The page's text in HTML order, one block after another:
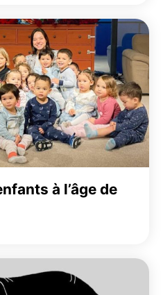
à l’âge de